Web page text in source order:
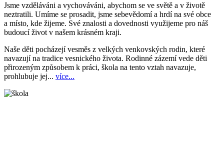
Jsme vzděláváni a vychováváni, abychom se ve světě a v životě
neztratili. Umíme se prosadit, jsme sebevědomí a hrdí na své obce
a místo, kde žijeme. Své znalosti a dovednosti využijeme pro náš
budoucí život v našem krásném kraji.
Naše děti pocházejí vesměs z velkých venkovských rodin, které
navazují na tradice vesnického života. Rodinné zázemí vede děti
přirozeným způsobem k práci, škola na tento vztah navazuje,
prohlubuje jej... více...